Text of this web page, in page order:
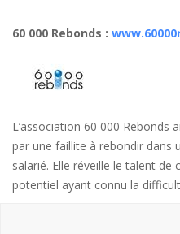
60 000 Rebonds :
L’association 60 000 Rebonds
par une faillite à rebondir dans
salarié. Elle réveille le talent
potentiel ayant connu la